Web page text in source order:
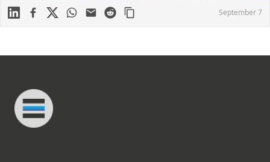
LinkedinFacebook
X WhatsApp
Mail Reddit September 7
Connected Minds